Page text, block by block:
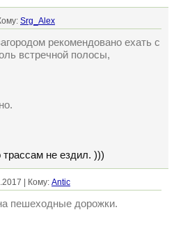
Srg_Alex
рекомендовано ехать с
встречной полосы,
не ездил. )))
| Кому: Antic
пешеходные дорожки.